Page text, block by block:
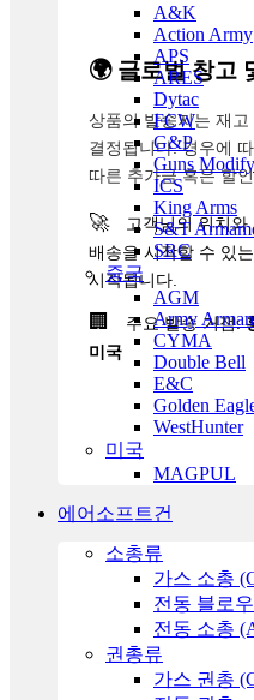
🌍 글로벌 창고
상품의 발송지는 재
결정됩니다. 경우에
따른 추가금 혹은 할
🚀
고객님의 위치와
배송을 시작할 수 있는
시작됩니다.
🏢 주요 발송 거점:
미국
A&K
Action Army
APS
ARES
Dytac
FCW
G&P
Guns Modify
ICS
King Arms
S&T
SRC
중국
AGM
Army
CYMA
Double Bell
E&C
Golden
WestHunter
미국
MAGPUL
에어소프트건
소총류
가스 소총
전동 블로
전동 소총
권총류
가스 권총